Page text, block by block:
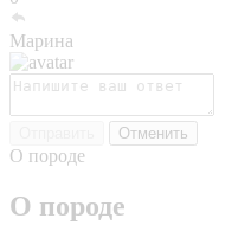
Марина
Отменить
О породе
О породе